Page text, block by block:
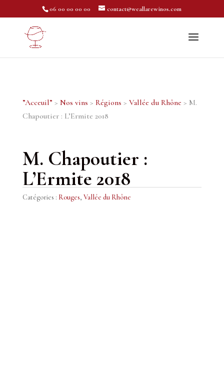
06 00 00 00 00 contact@weallarewinos.com
”Acceuil” > Nos vins > Régions > Vallée du Rhône > M.
Chapoutier : L’Ermite 2018
M. Chapoutier :
L’Ermite 2018
Catégories : Rouges, Vallée du Rhône